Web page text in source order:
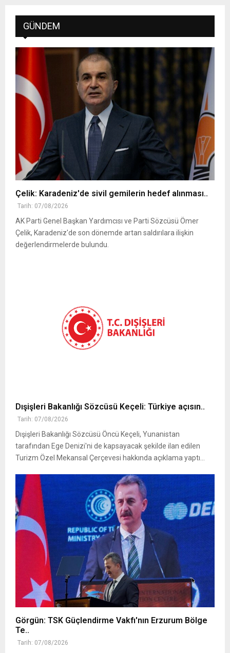
GÜNDEM
Çelik: Karadeniz'de sivil gemilerin hedef alınması..
Tarih: 07/08/2026
AK Parti Genel Başkan Yardımcısı ve Parti Sözcüsü Ömer
Çelik, Karadeniz'de son dönemde artan saldırılara ilişkin
değerlendirmelerde bulundu.
Dışişleri Bakanlığı Sözcüsü Keçeli: Türkiye açısın..
Tarih: 07/08/2026
Dışişleri Bakanlığı Sözcüsü Öncü Keçeli, Yunanistan
tarafından Ege Denizi'ni de kapsayacak şekilde ilan edilen
Turizm Özel Mekansal Çerçevesi hakkında açıklama yaptı...
Görgün: TSK Güçlendirme Vakfı'nın Erzurum Bölge
Te..
Tarih: 07/08/2026